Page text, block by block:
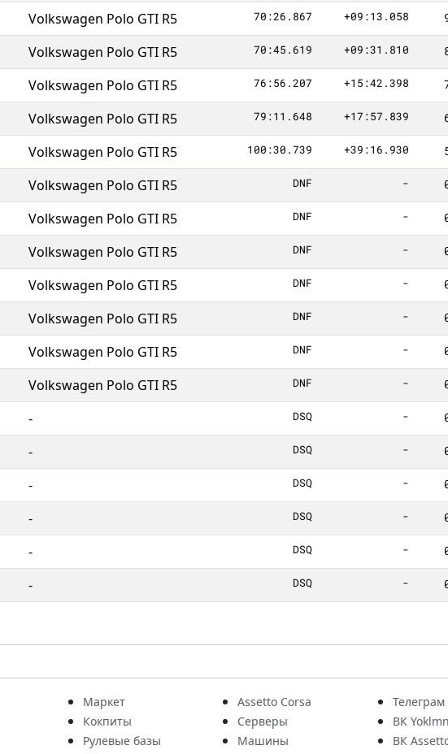
Volkswagen Polo GTI R5 70:26.867 +09:13.058
Volkswagen Polo GTI R5 70:45.619 +09:31.810
Volkswagen Polo GTI R5 76:56.207 +15:42.398
Volkswagen Polo GTI R5 79:11.648 +17:57.839
Volkswagen Polo GTI R5 100:30.739 +39:16.930
Volkswagen Polo GTI R5 DNF -
Volkswagen Polo GTI R5 DNF -
Volkswagen Polo GTI R5 DNF -
Volkswagen Polo GTI R5 DNF -
Volkswagen Polo GTI R5 DNF -
Volkswagen Polo GTI R5 DNF -
Volkswagen Polo GTI R5 DNF -
- DSQ -
- DSQ -
- DSQ -
- DSQ -
- DSQ -
- DSQ -
Маркет
Кокпиты
Рулевые базы
Assetto Corsa
Серверы
Машины
Телеграм
ВК
ВК